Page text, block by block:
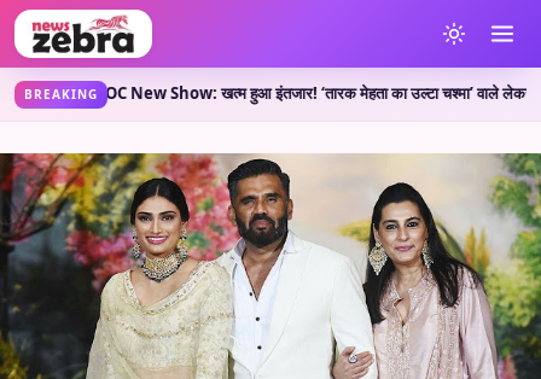
BREAKING
New Show: खत्म हुआ इंतजार! ‘तारक मेहता का उल्टा चश्मा’ वाले लेकर आए नया शो,